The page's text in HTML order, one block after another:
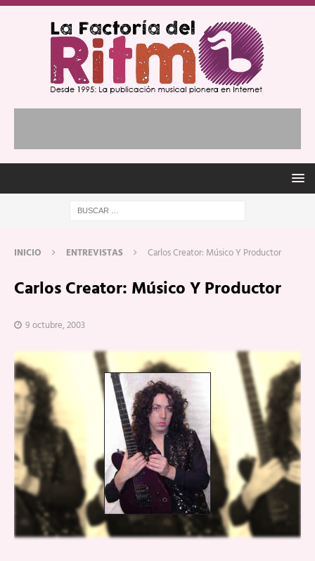
INICIO ENTREVISTAS Carlos Creator: Músico Y Productor
Carlos Creator: Músico Y Productor
9 octubre, 2003